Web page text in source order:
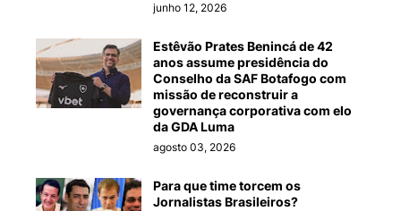
junho 12, 2026
Estêvão Prates Benincá de 42
anos assume presidência do
Conselho da SAF Botafogo com
missão de reconstruir a
governança corporativa com elo
da GDA Luma
agosto 03, 2026
Para que time torcem os
Jornalistas Brasileiros?